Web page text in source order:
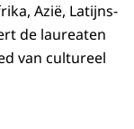
Azië, Latijns-
de laureaten
van cultureel